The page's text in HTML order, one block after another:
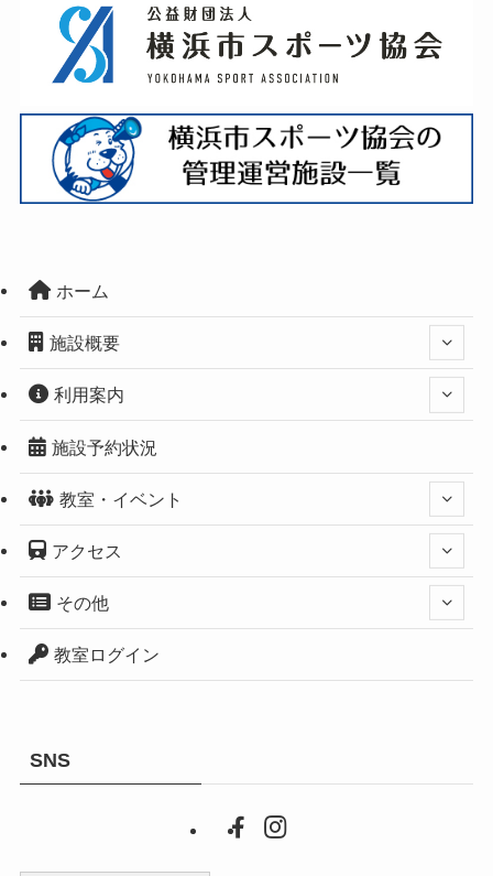
ホーム
施設概要
利用案内
施設予約状況
教室・イベント
アクセス
その他
教室ログイン
SNS